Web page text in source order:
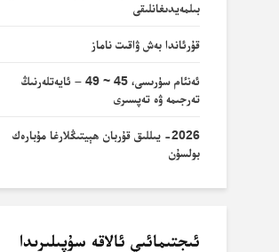
بىلمەيدىغانلىقى
قۇرئاندا بەش ۋاقىت ناماز
ئەنئام سۈرىسى، 45 ~ 49 – ئايەتلەرنىڭ
تەرجىمە ۋە تەپسىرى
2026- يىللىق قۇربان ھېيتىڭلارغا مۇبارەك
بولسۇن
ئىجتىمائىي ئالاقە سۇپىلىرىدا